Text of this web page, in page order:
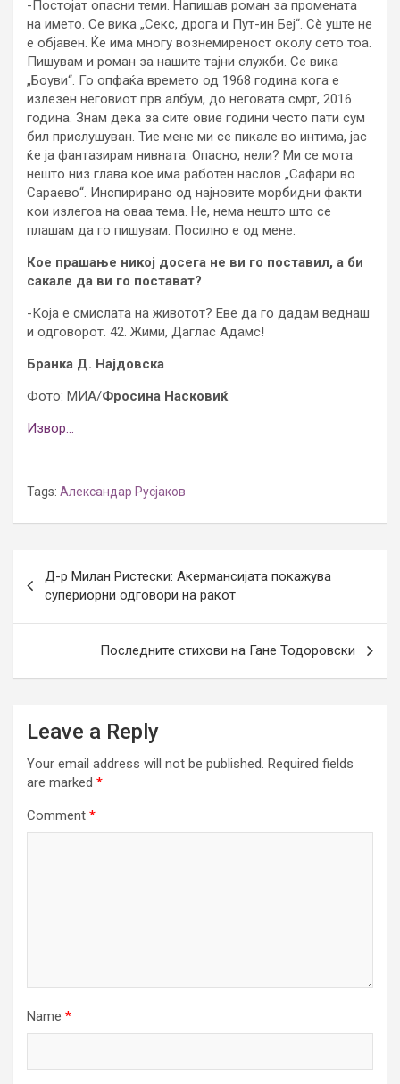
-Постојат опасни теми. Напишав роман за промената
на името. Се вика „Секс, дрога и Пут-ин Беј“. Сè уште не
е објавен. Ќе има многу вознемиреност околу сето тоа.
Пишувам и роман за нашите тајни служби. Се вика
„Боуви“. Го опфаќа времето од 1968 година кога е
излезен неговиот прв албум, до неговата смрт, 2016
година. Знам дека за сите овие години често пати сум
бил прислушуван. Тие мене ми се пикале во интима, јас
ќе ја фантазирам нивната. Опасно, нели? Ми се мота
нешто низ глава кое има работен наслов „Сафари во
Сараево“. Инспирирано од најновите морбидни факти
кои излегоа на оваа тема. Не, нема нешто што се
плашам да го пишувам. Посилно е од мене.
Кое прашање никој досега не ви го поставил, а би
сакале да ви го постават?
-Која е смислата на животот? Еве да го дадам веднаш
и одговорот. 42. Жими, Даглас Адамс!
Бранка Д. Најдовска
Фото: МИА/Фросина Насковиќ
Извор…
Tags: Александар Русјаков
navigation
Д-р Милан Ристески: Акермансијата покажува
супериорни одговори на ракот
Последните стихови на Гане Тодоровски
Leave a Reply
Your email address will not be published. Required fields
are marked *
Comment *
Name *